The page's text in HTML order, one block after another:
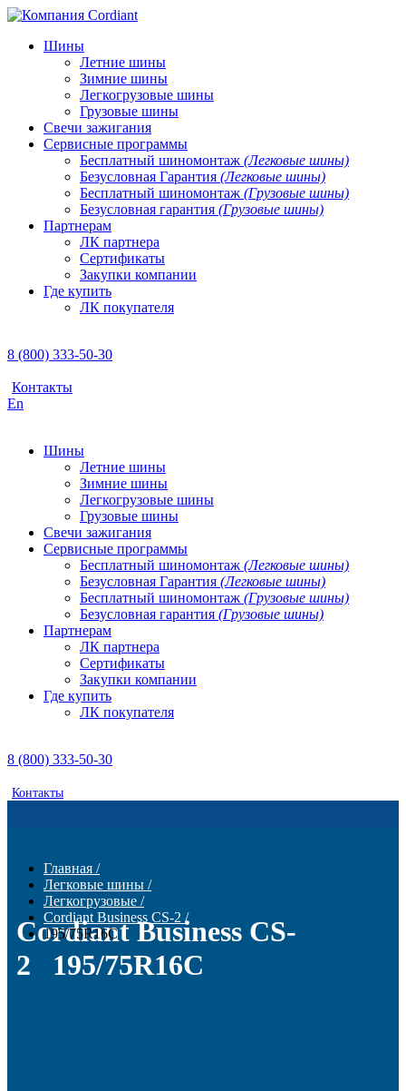
Шины
Летние шины
Зимние шины
Легкогрузовые шины
Грузовые шины
Свечи зажигания
Сервисные программы
Бесплатный шиномонтаж (Легковые шины)
Безусловная Гарантия (Легковые шины)
Бесплатный шиномонтаж (Грузовые шины)
Безусловная гарантия (Грузовые шины)
Партнерам
ЛК партнера
Сертификаты
Закупки компании
Где купить
ЛК покупателя
8 (800) 333-50-30
Контакты
En
Шины
Летние шины
Зимние шины
Легкогрузовые шины
Грузовые шины
Свечи зажигания
Сервисные программы
Бесплатный шиномонтаж (Легковые шины)
Безусловная Гарантия (Легковые шины)
Бесплатный шиномонтаж (Грузовые шины)
Безусловная гарантия (Грузовые шины)
Партнерам
ЛК партнера
Сертификаты
Закупки компании
Где купить
ЛК покупателя
8 (800) 333-50-30
Контакты
Главная /
Легковые шины /
Легкогрузовые /
Cordiant Business CS-2 /
195/75R16C
Cordiant Business CS-
2 195/75R16C